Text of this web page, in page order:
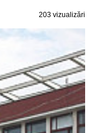
203 vizualizări